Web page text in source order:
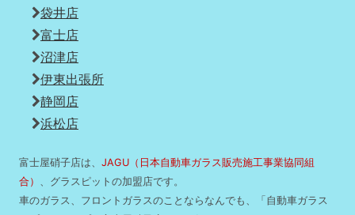
袋井店
富士店
沼津店
伊東出張所
静岡店
浜松店
富士屋硝子店は、 JAGU（日本自動車ガラス販売施工事業協同組
合） 、グラスピットの加盟店です。
車のガラス、フロントガラスのことならなんでも、「自動車ガラス